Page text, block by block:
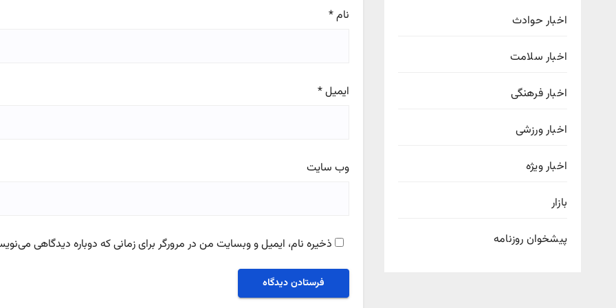
اخبار حوادث
اخبار سلامت
اخبار فرهنگی
اخبار ورزشی
اخبار ویژه
بازار
پیشخوان روزنامه
نام*
ایمیل*
وب‌ سایت
ذخیره نام، ایمیل و وبسایت من در مرورگر برای زمانی که دوباره دیدگاهی